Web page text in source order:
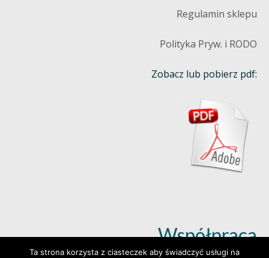
Regulamin sklepu
Polityka Pryw. i RODO
Zobacz lub pobierz pdf:
Współpraca
Ta strona korzysta z ciasteczek aby świadczyć usługi na